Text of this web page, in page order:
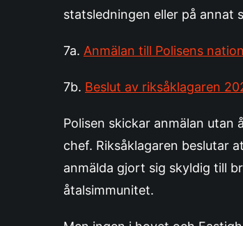
statsledningen eller på annat
7a. Anmälan till Polisens
7b. Beslut av riksåklagaren
Polisen skickar anmälan
chef. Riksåklagaren beslutar
anmälda gjort sig skyldig till
åtalsimmunitet.